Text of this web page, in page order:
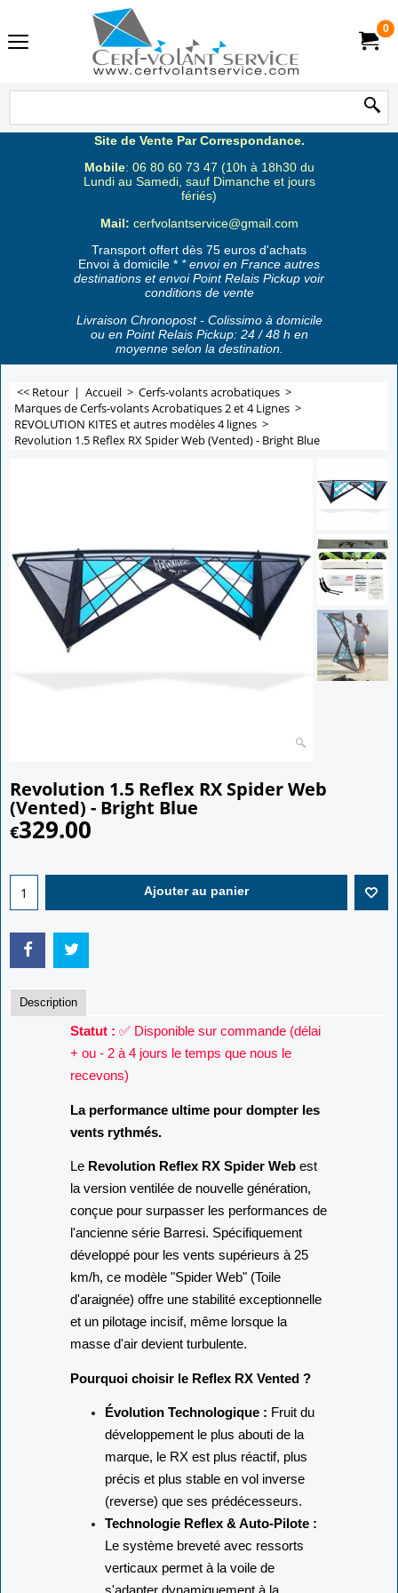
0
Site de Vente Par Correspondance.
Mobile: 06 80 60 73 47 (10h à 18h30 du
Lundi au Samedi, sauf Dimanche et jours
fériés)
Mail: cerfvolantservice@gmail.com
Transport offert dès 75 euros d'achats
Envoi à domicile * * envoi en France autres
destinations et envoi Point Relais Pickup voir
conditions de vente
Livraison Chronopost - Colissimo à domicile
ou en Point Relais Pickup: 24 / 48 h en
moyenne selon la destination.
<< Retour | Accueil > Cerfs-volants acrobatiques >
Marques de Cerfs-volants Acrobatiques 2 et 4 Lignes >
REVOLUTION KITES et autres modèles 4 lignes >
Revolution 1.5 Reflex RX Spider Web (Vented) - Bright Blue
Revolution 1.5 Reflex RX Spider Web
(Vented) - Bright Blue
€329.00
Ajouter au panier
Description
Statut : ✅ Disponible sur commande (délai
+ ou - 2 à 4 jours le temps que nous le
recevons)
La performance ultime pour dompter les
vents rythmés.
Le Revolution Reflex RX Spider Web est
la version ventilée de nouvelle génération,
conçue pour surpasser les performances de
l'ancienne série Barresi. Spécifiquement
développé pour les vents supérieurs à 25
km/h, ce modèle "Spider Web" (Toile
d'araignée) offre une stabilité exceptionnelle
et un pilotage incisif, même lorsque la
masse d'air devient turbulente.
Pourquoi choisir le Reflex RX Vented ?
Évolution Technologique : Fruit du
développement le plus abouti de la
marque, le RX est plus réactif, plus
précis et plus stable en vol inverse
(reverse) que ses prédécesseurs.
Technologie Reflex & Auto-Pilote :
Le système breveté avec ressorts
verticaux permet à la voile de
s'adapter dynamiquement à la